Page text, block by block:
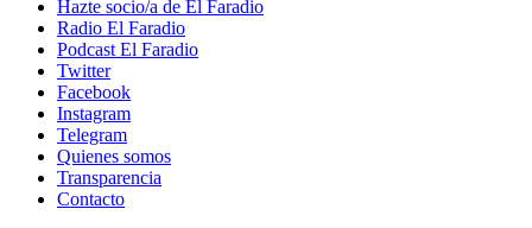
Hazte socio/a de El Faradio
Radio El Faradio
Podcast El Faradio
Twitter
Facebook
Instagram
Telegram
Quienes somos
Transparencia
Contacto